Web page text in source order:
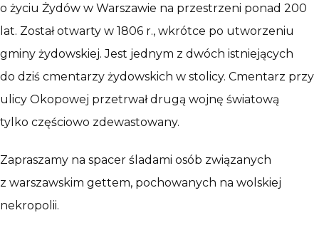
o życiu Żydów w Warszawie na przestrzeni ponad 200
lat. Został otwarty w 1806 r., wkrótce po utworzeniu
gminy żydowskiej. Jest jednym z dwóch istniejących
do dziś cmentarzy żydowskich w stolicy. Cmentarz przy
ulicy Okopowej przetrwał drugą wojnę światową
tylko częściowo zdewastowany.
Zapraszamy na spacer śladami osób związanych
z warszawskim gettem, pochowanych na wolskiej
nekropolii.